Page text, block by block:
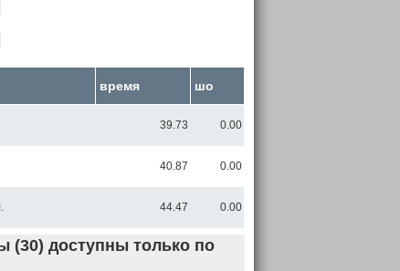
время шо
39.73 0.00
40.87 0.00
44.47 0.00
(30) доступны только по